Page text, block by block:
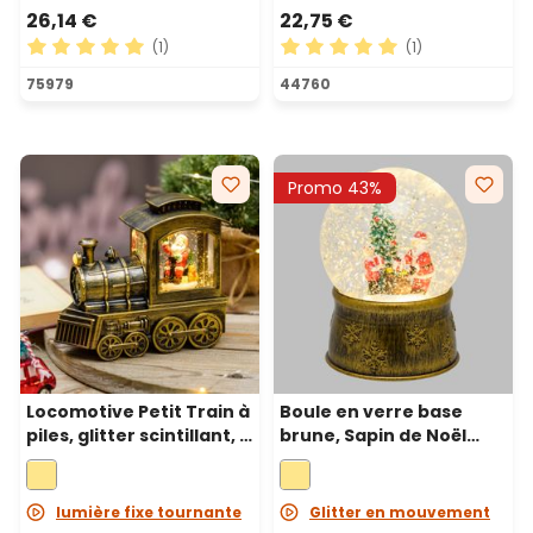
26,14 €
Note moyenne de 5 sur 5 étoiles
(1)
75979
22,75 €
Note moyenne de 5 sur 5
(1)
44760
Locomotive Petit Train à
piles, glitter scintillant, h
16 cm, led blanc chaud
lumière fixe tournante
Promo 43%
Boule en verre base
brune, Sapin de Noël
avec Père Noël et sac à
cadeaux, h 17 cm, led
blanc chaud
Glitter en mouvement